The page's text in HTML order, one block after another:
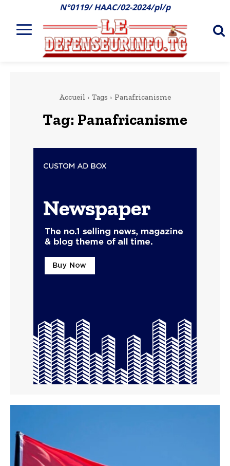
N°0119/ HAAC/02-2024/pl/p
Accueil Tags Panafricanisme
Tag: Panafricanisme